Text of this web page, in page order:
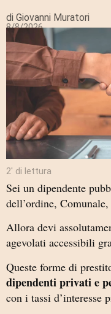
di Giovanni Muratori
8/8/2026
2′ di lettura
Sei un dipendente
dell’ordine,
Allora devi
agevolati accessibili
Queste forme di
dipendenti privati e
con i tassi d’interesse